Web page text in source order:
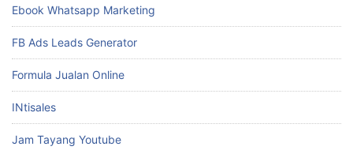
Ebook Whatsapp Marketing
FB Ads Leads Generator
Formula Jualan Online
INtisales
Jam Tayang Youtube